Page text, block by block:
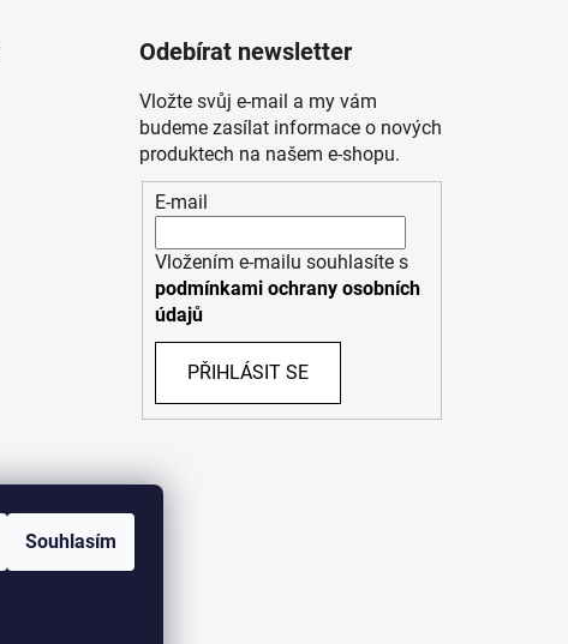
Souhlasím
Odebírat newsletter
Vložte svůj e-mail a my vám
budeme zasílat informace o nových
produktech na našem e-shopu.
E-mail
Vložením e-mailu souhlasíte s
podmínkami ochrany osobních
údajů
PŘIHLÁSIT SE